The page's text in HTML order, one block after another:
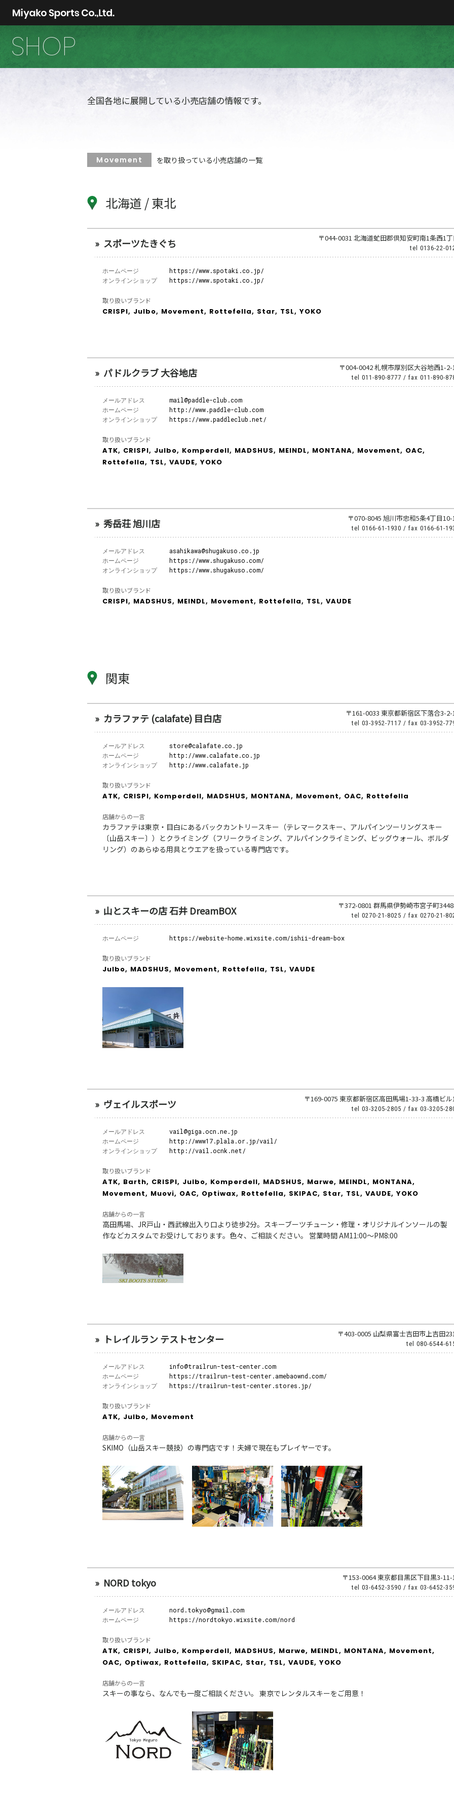
SHOP
全国各地に展開している小売店舗の情報です。
Movement を取り扱っている小売店舗の一覧
北海道 / 東北
スポーツたきぐち 〒044-0031 北海道虻田郡倶知安町南1条西1丁
tel 0136-22-
ホームページ
https://www.spotaki.co.jp/
オンラインショップ
https://www.spotaki.co.jp/
取り扱いブランド
CRISPI, Julbo, Movement, Rottefella, Star, TSL, YOKO
パドルクラブ 大谷地店 〒004-0042 札幌市厚別区大谷地西1-2-
tel 011-890-8777 / fax 011-890-
メールアドレス
mail@paddle-club.com
ホームページ
http://www.paddle-club.com
オンラインショップ
https://www.paddleclub.net/
取り扱いブランド
ATK, CRISPI, Julbo, Komperdell, MADSHUS, MEINDL, MONTANA, Movement, OAC,
Rottefella, TSL, VAUDE, YOKO
秀岳荘 旭川店 〒070-8045 旭川市忠和5条4丁目10-
tel 0166-61-1930 / fax 0166-61-
メールアドレス
asahikawa@shugakuso.co.jp
ホームページ
https://www.shugakuso.com/
オンラインショップ
https://www.shugakuso.com/
取り扱いブランド
CRISPI, MADSHUS, MEINDL, Movement, Rottefella, TSL, VAUDE
関東
カラファテ (calafate) 目白店 〒161-0033 東京都新宿区下落合3-2-
tel 03-3952-7117 / fax 03-3952-
メールアドレス
store@calafate.co.jp
ホームページ
http://www.calafate.co.jp
オンラインショップ
http://www.calafate.jp
取り扱いブランド
ATK, CRISPI, Komperdell, MADSHUS, MONTANA, Movement, OAC, Rottefella
店舗からの一言
カラファテは東京・目白にあるバックカントリースキー（テレマークスキー、アルパインツーリングスキー
〔山岳スキー〕）とクライミング（フリークライミング、アルパインクライミング、ビッグウォール、ボルダ
リング）のあらゆる用具とウエアを扱っている専門店です。
山とスキーの店 石井 DreamBOX 〒372-0801 群馬県伊勢崎市宮子町
tel 0270-21-8025 / fax 0270-21-
ホームページ https://website-home.wixsite.com/ishii-dream-box
取り扱いブランド
Julbo, MADSHUS, Movement, Rottefella, TSL, VAUDE
ヴェイルスポーツ 〒169-0075 東京都新宿区高田馬場1-33-3 高橋ビル
tel 03-3205-2805 / fax 03-3205-
メールアドレス
vail@giga.ocn.ne.jp
ホームページ
http://www17.plala.or.jp/vail/
オンラインショップ
http://vail.ocnk.net/
取り扱いブランド
ATK, Barth, CRISPI, Julbo, Komperdell, MADSHUS, Marwe, MEINDL, MONTANA,
Movement, Muovi, OAC, Optiwax, Rottefella, SKIPAC, Star, TSL, VAUDE, YOKO
店舗からの一言
高田馬場、JR戸山・西武線出入り口より徒歩2分。スキーブーツチューン・修理・オリジナルインソールの製
作などカスタムでお受けしております。色々、ご相談ください。 営業時間 AM11:00～PM8:00
トレイルラン テストセンター 〒403-0005 山梨県富士吉田市上吉田
tel 080-6544-
メールアドレス
info@trailrun-test-center.com
ホームページ
https://trailrun-test-center.amebaownd.com/
オンラインショップ
https://trailrun-test-center.stores.jp/
取り扱いブランド
ATK, Julbo, Movement
店舗からの一言
SKIMO（山岳スキー競技）の専門店です！夫婦で現在もプレイヤーです。
NORD tokyo 〒153-0064 東京都目黒区下目黒3-11-
tel 03-6452-3590 / fax 03-6452-
メールアドレス
nord.tokyo@gmail.com
ホームページ
https://nordtokyo.wixsite.com/nord
取り扱いブランド
ATK, CRISPI, Julbo, Komperdell, MADSHUS, Marwe, MEINDL, MONTANA, Movement,
OAC, Optiwax, Rottefella, SKIPAC, Star, TSL, VAUDE, YOKO
店舗からの一言
スキーの事なら、なんでも一度ご相談ください。 東京でレンタルスキーをご用意！